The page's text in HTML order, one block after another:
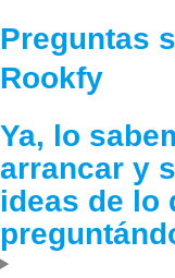
Preguntas
Rookfy
Ya, lo
arrancar y
ideas de lo